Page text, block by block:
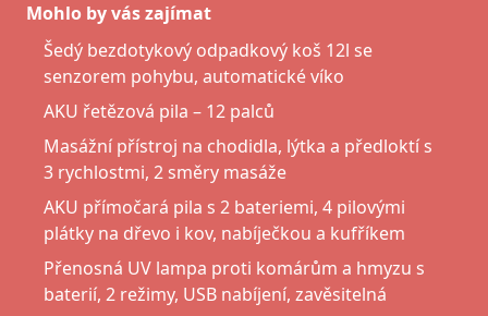
Mohlo by vás zajímat
Šedý bezdotykový odpadkový koš 12l se
senzorem pohybu, automatické víko
AKU řetězová pila – 12 palců
Masážní přístroj na chodidla, lýtka a předloktí s
3 rychlostmi, 2 směry masáže
AKU přímočará pila s 2 bateriemi, 4 pilovými
plátky na dřevo i kov, nabíječkou a kufříkem
Přenosná UV lampa proti komárům a hmyzu s
baterií, 2 režimy, USB nabíjení, zavěsitelná